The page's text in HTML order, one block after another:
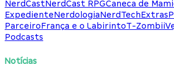
NerdCastNerdCast RPGCaneca de
ExpedienteNerdologiaNerdTechExtras
ParceiroFrança e o LabirintoT-Zombii
Podcasts
Notícias